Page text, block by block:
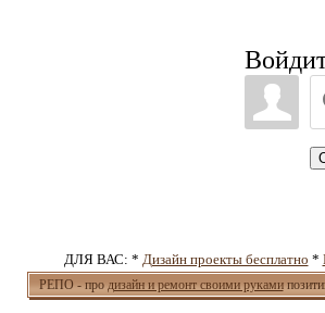
ДЛЯ ВАС: * Дизайн проекты бесплатно *
РЕПО - продизайн и ремонт своими руками